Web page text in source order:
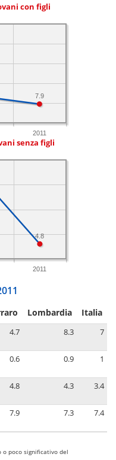
con figli
2011
7.9
senza figli
2011
4.8
Lombardia Italia
4.7 8.3 7
0.6 0.9 1
4.8 4.3 3.4
7.9 7.3 7.4
poco significativo del